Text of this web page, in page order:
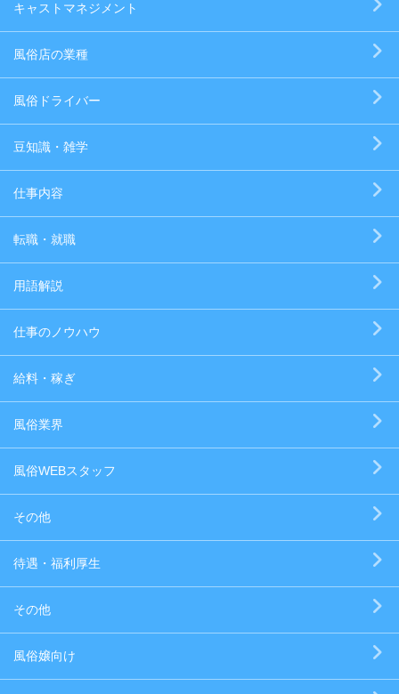
キャストマネジメント
風俗店の業種
風俗ドライバー
豆知識・雑学
仕事内容
転職・就職
用語解説
仕事のノウハウ
給料・稼ぎ
風俗業界
風俗WEBスタッフ
その他
待遇・福利厚生
その他
風俗嬢向け